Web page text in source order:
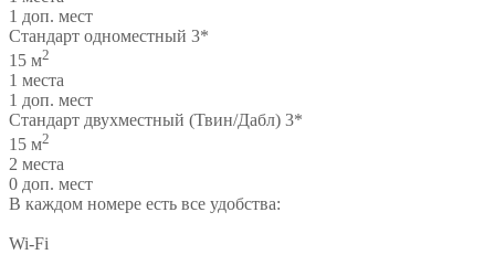
1 доп. мест
Стандарт одноместный 3*
15 м2
1 места
1 доп. мест
Стандарт двухместный (Твин/Дабл) 3*
15 м2
2 места
0 доп. мест
В каждом номере есть все удобства:
Wi-Fi